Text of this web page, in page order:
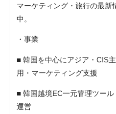
マーケティング・旅行の最新
中。
・事業
■ 韓国を中心にアジア・CIS
用・マーケティング支援
■ 韓国越境EC一元管理ツール
運営